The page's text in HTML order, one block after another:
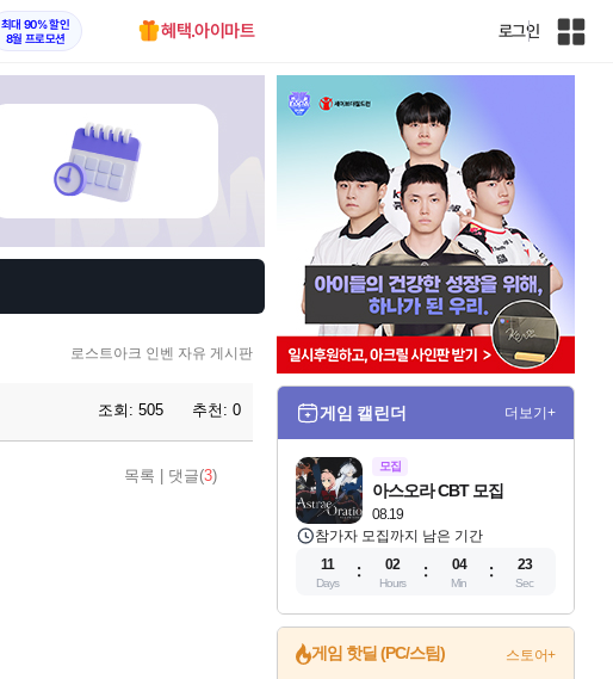
최대 90% 할인
8월 프로모션
혜택.아이마트 로그인
인
로스트아크 인벤 자유 게시판
조회: 505 추천: 0
목록 댓글(3)
게임 캘린더 더보기+
모집
08.19
아스오라 CBT 모집
참가자 모집까지 남은 기간
11
Days
02
Hours
04
Min
22
Sec
게임 핫딜 (PC/스팀) 스토어+